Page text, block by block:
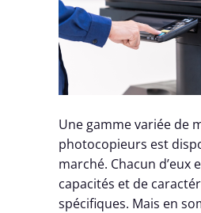
Une gamme variée de
photocopieurs est
marché. Chacun d’eux
capacités et de
spécifiques. Mais en